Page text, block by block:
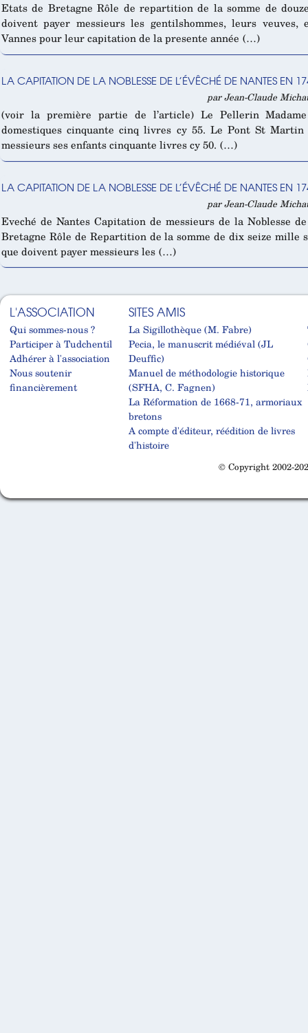
Etats de Bretagne Rôle de repartition de la somme de
doivent payer messieurs les gentilshommes, leurs veuves,
Vannes pour leur capitation de la presente année (…)
LA CAPITATION DE LA NOBLESSE DE L’ÉVÊCHÉ DE NANTES EN
par Jean-Claude
(voir la première partie de l’article) Le Pellerin
domestiques cinquante cinq livres cy 55. Le Pont St
messieurs ses enfants cinquante livres cy 50. (…)
LA CAPITATION DE LA NOBLESSE DE L’ÉVÊCHÉ DE NANTES EN
par Jean-Claude
Eveché de Nantes Capitation de messieurs de la Noblesse
Bretagne Rôle de Repartition de la somme de dix seize mille
que doivent payer messieurs les (…)
L'ASSOCIATION
Qui sommes-nous ?
Participer à Tudchentil
Adhérer à l'association
Nous soutenir
financièrement
SITES AMIS
La Sigillothèque (M. Fabre)
Pecia, le manuscrit médiéval (JL
Deuffic)
Manuel de méthodologie historique
(SFHA, C. Fagnen)
La Réformation de 1668-71, armoriaux
bretons
A compte d'éditeur, réédition de livres
d'histoire
© Copyright 2002-